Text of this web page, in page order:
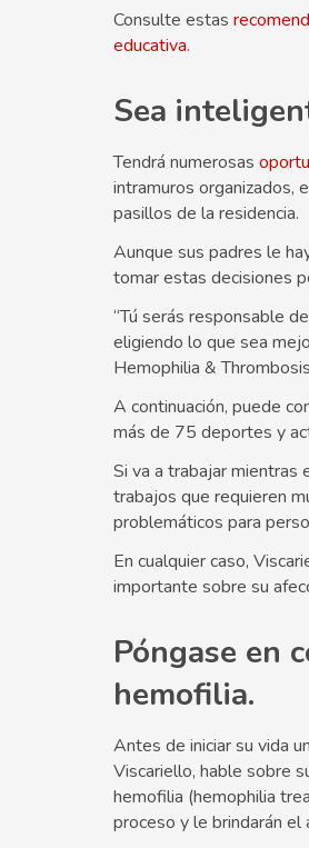
Consulte estas
educativa.
Sea
Tendrá numerosas
intramuros organizados,
pasillos de la residencia.
Aunque sus padres le
tomar estas decisiones
“Tú serás responsable
eligiendo lo que sea
Hemophilia &
A continuación, puede
más de 75 deportes y
Si va a trabajar mientras
trabajos que requieren
problemáticos para
En cualquier caso,
importante sobre su
Póngase en
hemofilia.
Antes de iniciar su vida
Viscariello, hable sobre
hemofilia (hemophilia
proceso y le brindarán el